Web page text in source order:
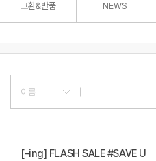
교환&반품 NEWS
[-ing] FLASH SALE #SAVE U